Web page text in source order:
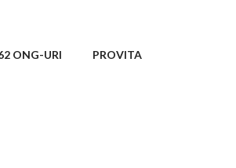
ONG-URI PROVITA